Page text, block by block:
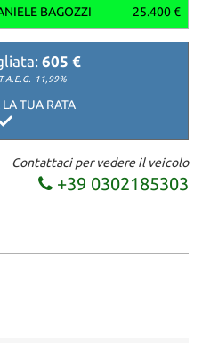
BAGOZZI 25.400 €
605 €
11,99%
TUA RATA
Contattaci per vedere il veicolo
+39 0302185303